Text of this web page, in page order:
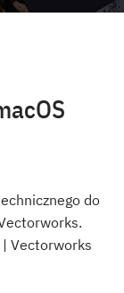
do
Vectorworks